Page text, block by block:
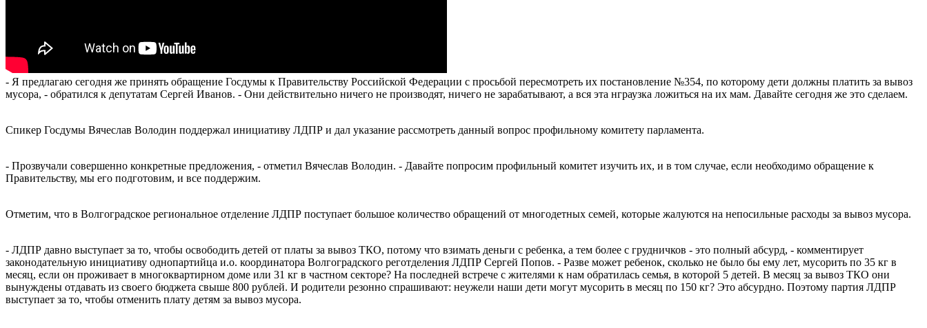
- Я предлагаю сегодня же принять обращение Госдумы к Правительству Российской Федерации с просьбой пересмотреть их постановление №354, по которому дети должны платить за вывоз
мусора, - обратился к депутатам Сергей Иванов. - Они действительно ничего не производят, ничего не зарабатывают, а вся эта нграузка ложиться на их мам. Давайте сегодня же это сделаем.
Спикер Госдумы Вячеслав Володин поддержал инициативу ЛДПР и дал указание рассмотреть данный вопрос профильному комитету парламента.
- Прозвучали совершенно конкретные предложения, - отметил Вячеслав Володин. - Давайте попросим профильный комитет изучить их, и в том случае, если необходимо обращение к
Правительству, мы его подготовим, и все поддержим.
Отметим, что в Волгоградское региональное отделение ЛДПР поступает большое количество обращений от многодетных семей, которые жалуются на непосильные расходы за вывоз мусора.
- ЛДПР давно выступает за то, чтобы освободить детей от платы за вывоз ТКО, потому что взимать деньги с ребенка, а тем более с грудничков - это полный абсурд, - комментирует
законодательную инициативу однопартийца и.о. координатора Волгоградского реготделения ЛДПР Сергей Попов. - Разве может ребенок, сколько не было бы ему лет, мусорить по 35 кг в
месяц, если он проживает в многоквартирном доме или 31 кг в частном секторе? На последней встрече с жителями к нам обратилась семья, в которой 5 детей. В месяц за вывоз ТКО они
вынуждены отдавать из своего бюджета свыше 800 рублей. И родители резонно спрашивают: неужели наши дети могут мусорить в месяц по 150 кг? Это абсурдно. Поэтому партия ЛДПР
выступает за то, чтобы отменить плату детям за вывоз мусора.